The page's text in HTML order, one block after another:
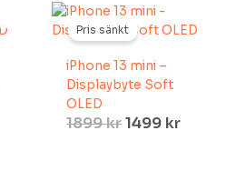
Pris sänkt
iPhone 13 mini –
Displaybyte Soft
OLED
1899kr
Det
ursprungliga
priset
var:
1899 kr.
1499 kr